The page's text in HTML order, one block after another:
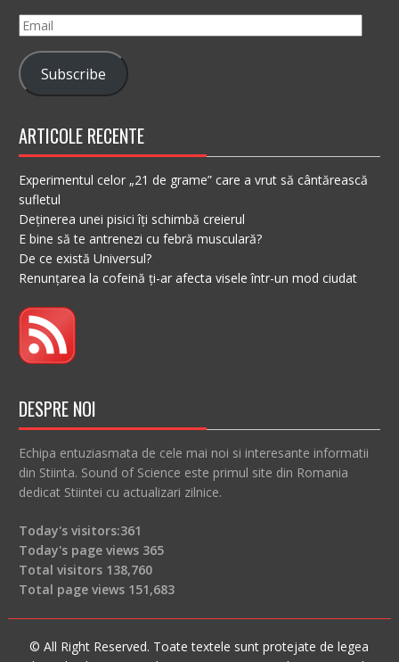
Email
Subscribe
ARTICOLE RECENTE
Experimentul celor „21 de grame” care a vrut să cântărească
sufletul
Deținerea unei pisici îți schimbă creierul
E bine să te antrenezi cu febră musculară?
De ce există Universul?
Renunțarea la cofeină ți-ar afecta visele într-un mod ciudat
DESPRE NOI
Echipa entuziasmata de cele mai noi si interesante informatii
din Stiinta. Sound of Science este primul site din Romania
dedicat Stiintei cu actualizari zilnice.
Today's visitors:361
Today's page views 365
Total visitors 138,760
Total page views 151,683
© All Right Reserved. Toate textele sunt protejate de legea